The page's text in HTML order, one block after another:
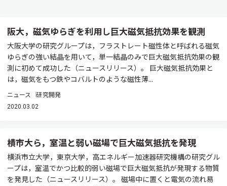
阪大，磁気ゆらぎを利用し巨大磁気抵抗効果を観測
大阪大学の研究グループは，フラストレート磁性体と呼ばれる磁気
ゆらぎの強い結晶を用いて，単一結晶のみで巨大磁気抵抗効果の観
測に初めて成功した（ニュースリリース）。 巨大磁気抵抗効果と
は，磁気をもつ鉄やコバルトのような磁性薄...
ニュース 研究開発
2020.03.02
横市大ら，室温と弱い磁場で巨大磁気抵抗を発現
横浜市立大学，東京大学，高エネルギー加速器研究機構の研究グル
ープは，室温でかつ比較的弱い磁場で巨大磁気抵抗が発現する物質
を発見した（ニュースリリース）。 磁場中に置くと電気の流れ易